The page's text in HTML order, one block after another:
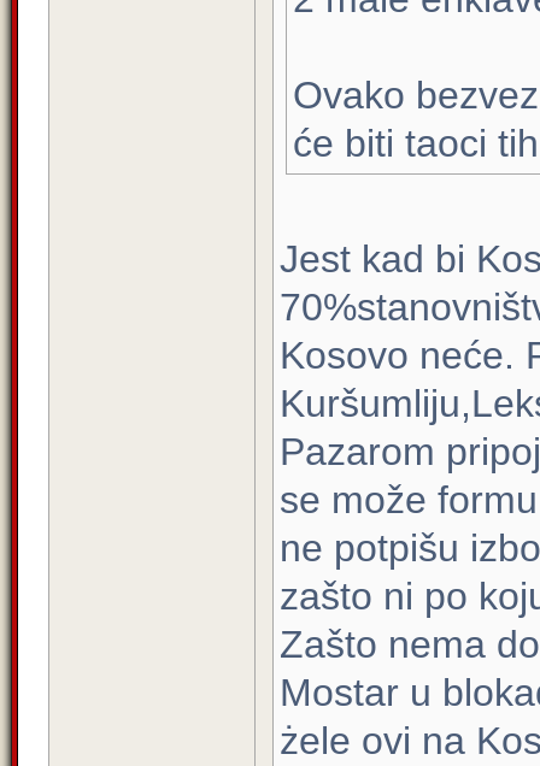
Ovako
će biti taoci
Jest kad bi
Kosovo neće.
Pazarom
se može
ne potpišu
zašto ni po
Zašto nema
Mostar u
żele ovi na